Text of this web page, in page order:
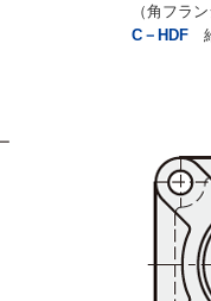
（角フラ
C－HDF